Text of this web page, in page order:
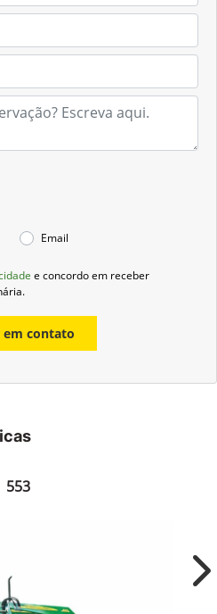
Email
e concordo em receber
em contato
553